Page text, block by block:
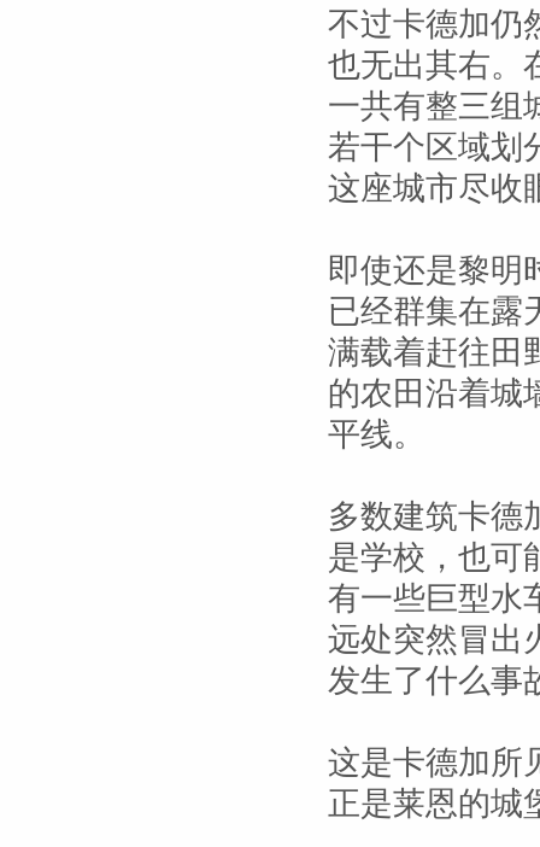
不过卡德加仍
也无出其右。
一共有整三组
若干个区域划
这座城市尽收
即使还是黎明
已经群集在露
满载着赶往田
的农田沿着城
平线。
多数建筑卡德
是学校，也可
有一些巨型水
远处突然冒出
发生了什么事
这是卡德加所
正是莱恩的城